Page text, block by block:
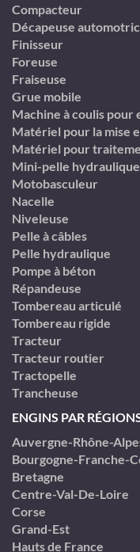
Compacteur
Décapeuse
Finisseur
Foreuse
Fraiseuse
Grue mobile
Machine à coulis pour
Matériel pour la mise
Matériel pour
Mini-pelle
Motobasculeur
Nacelle
Niveleuse
Pelle à câbles
Pelle hydraulique
Pompe à béton
Répandeuse
Tombereau articulé
Tombereau rigide
Tracteur
Tracteur routier
Tractopelle
Trancheuse
ENGINS PAR
Auvergne-Rhône-
Bourgogne-Franche-
Bretagne
Centre-Val-De-Loire
Corse
Grand-Est
Hauts de France